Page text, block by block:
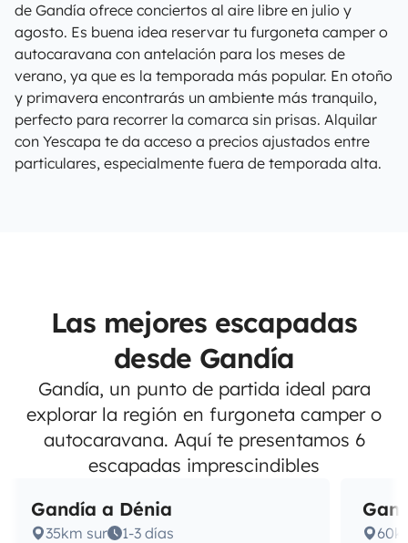
de Gandía ofrece conciertos al aire libre en julio y
agosto. Es buena idea reservar tu furgoneta camper o
autocaravana con antelación para los meses de
verano, ya que es la temporada más popular. En otoño
y primavera encontrarás un ambiente más tranquilo,
perfecto para recorrer la comarca sin prisas. Alquilar
con Yescapa te da acceso a precios ajustados entre
particulares, especialmente fuera de temporada alta.
Las mejores escapadas
desde Gandía
Gandía, un punto de partida ideal para
explorar la región en furgoneta camper o
autocaravana. Aquí te presentamos 6
escapadas imprescindibles
Gandía a Dénia
35km sur
1-3 días